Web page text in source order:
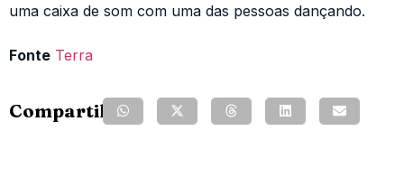
uma caixa de som com uma das pessoas dançando.
Fonte Terra
Compartilhe: